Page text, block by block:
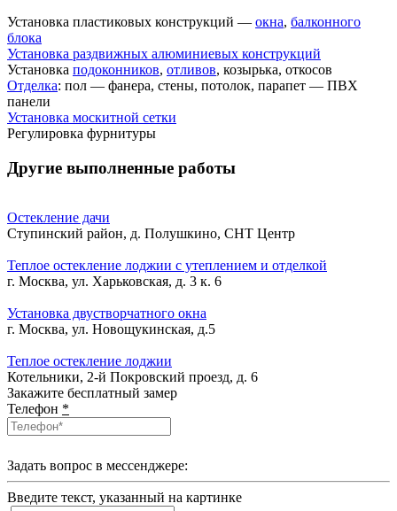
Установка пластиковых конструкций — окна, балконного
блока
Установка раздвижных алюминиевых конструкций
Установка подоконников, отливов, козырька, откосов
Отделка: пол — фанера, стены, потолок, парапет — ПВХ
панели
Установка москитной сетки
Регулировка фурнитуры
Другие выполненные работы
Остекление дачи
Ступинский район, д. Полушкино, СНТ Центр
Теплое остекление лоджии с утеплением и отделкой
г. Москва, ул. Харьковская, д. 3 к. 6
Установка двустворчатного окна
г. Москва, ул. Новощукинская, д.5
Теплое остекление лоджии
Котельники, 2-й Покровский проезд, д. 6
Закажите бесплатный замер
Телефон *
Задать вопрос в мессенджере:
Введите текcт, указанный на картинке